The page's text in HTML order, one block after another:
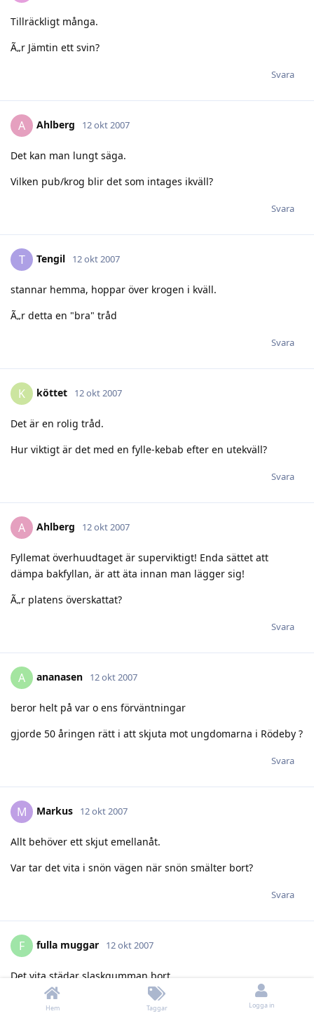
Tillräckligt många.
Ã„r Jämtin ett svin?
Svara
A Ahlberg 12 okt 2007
Det kan man lungt säga.
Vilken pub/krog blir det som intages ikväll?
Svara
T Tengil 12 okt 2007
stannar hemma, hoppar över krogen i kväll.
Ã„r detta en "bra" tråd
Svara
K köttet 12 okt 2007
Det är en rolig tråd.
Hur viktigt är det med en fylle-kebab efter en utekväll?
Svara
A Ahlberg 12 okt 2007
Fyllemat överhuudtaget är superviktigt! Enda sättet att
dämpa bakfyllan, är att äta innan man lägger sig!
Ã„r platens överskattat?
Svara
A ananasen 12 okt 2007
beror helt på var o ens förväntningar
gjorde 50 åringen rätt i att skjuta mot ungdomarna i Rödeby ?
Svara
M Markus 12 okt 2007
Allt behöver ett skjut emellanåt.
Var tar det vita i snön vägen när snön smälter bort?
Svara
F fulla muggar 12 okt 2007
Det vita städar slaskgumman bort.
Vem tänder och släcker lampan i kylskåpet?
Hem Taggar Logga in